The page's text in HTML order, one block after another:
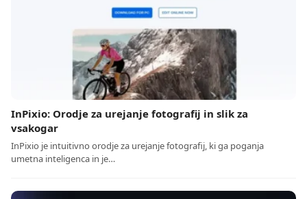
InPixio: Orodje za urejanje fotografij in slik za
vsakogar
InPixio je intuitivno orodje za urejanje fotografij, ki ga poganja
umetna inteligenca in je…